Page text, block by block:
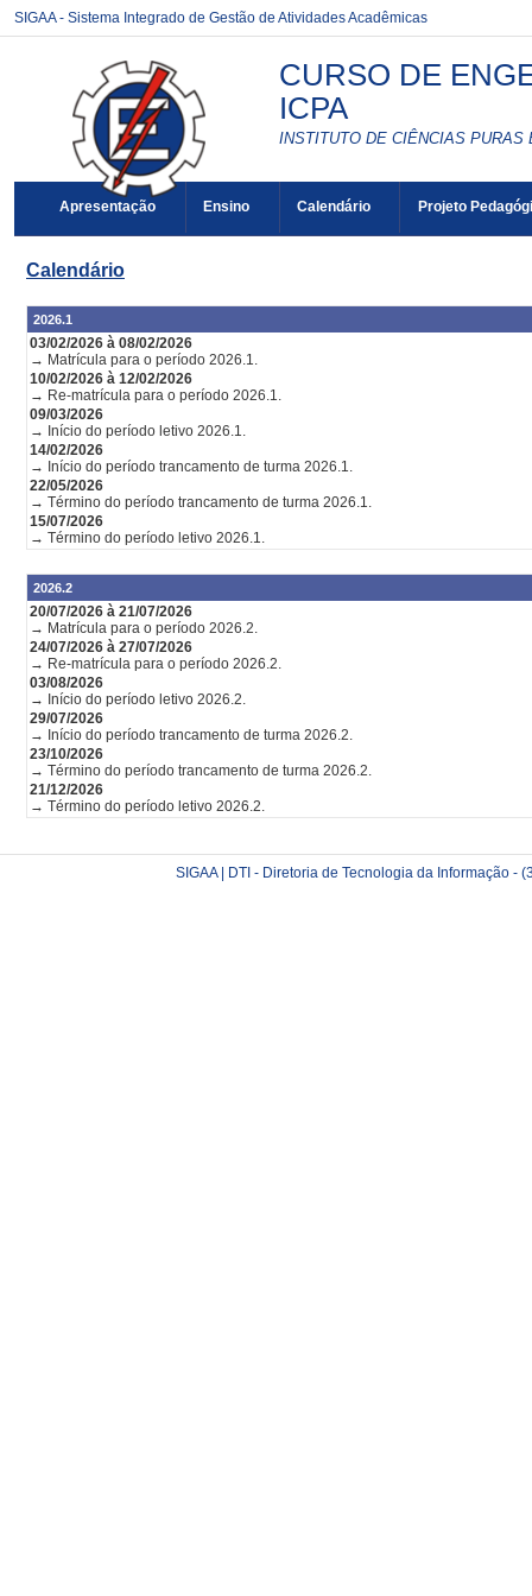
SIGAA - Sistema Integrado de Gestão de Atividades Acadêmicas
CURSO DE
ICPA
INSTITUTO DE CIÊNCIAS PURAS
Apresentação Ensino Calendário Projeto
Calendário
2026.1
03/02/2026 à 08/02/2026
→ Matrícula para o período 2026.1.
10/02/2026 à 12/02/2026
→ Re-matrícula para o período 2026.1.
09/03/2026
→ Início do período letivo 2026.1.
14/02/2026
→ Início do período trancamento de turma 2026.1.
22/05/2026
→ Término do período trancamento de turma 2026.1.
15/07/2026
→ Término do período letivo 2026.1.
2026.2
20/07/2026 à 21/07/2026
→ Matrícula para o período 2026.2.
24/07/2026 à 27/07/2026
→ Re-matrícula para o período 2026.2.
03/08/2026
→ Início do período letivo 2026.2.
29/07/2026
→ Início do período trancamento de turma 2026.2.
23/10/2026
→ Término do período trancamento de turma 2026.2.
21/12/2026
→ Término do período letivo 2026.2.
SIGAA | DTI - Diretoria de Tecnologia da Informação